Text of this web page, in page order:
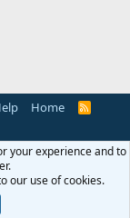
Home
R
your experience and to
our use of cookies.